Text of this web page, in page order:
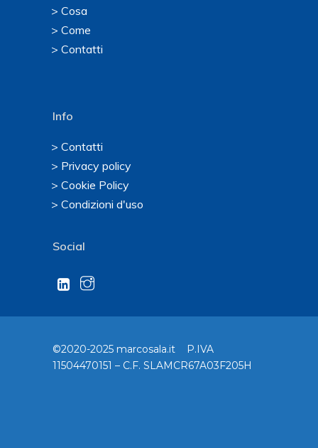
> Cosa
> Come
> Contatti
Info
> Contatti
> Privacy policy
> Cookie Policy
> Condizioni d'uso
Social
©2020-2025 marcosala.it P.IVA
11504470151 – C.F. SLAMCR67A03F205H